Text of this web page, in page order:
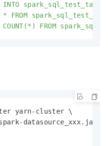
INTO
* FROM
COUNT(*) FROM
yarn-cluster \
datasource_xxx.jar \